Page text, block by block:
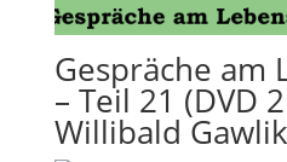
Gespräche am
– Teil 21 (DVD
Willibald Gawlik